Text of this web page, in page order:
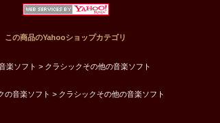
この商品のYahooショップカテゴリ
楽ソフト > クラシックその他の音楽ソフト
の音楽ソフト > クラシックその他の音楽ソフト